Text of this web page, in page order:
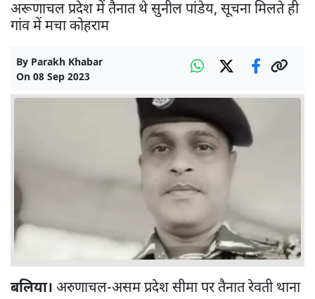
अरूणाचल प्रदेश में तैनात थे सुनील पांडेय, सूचना मिलते ही
गांव में मचा कोहराम
By Parakh Khabar
On 08 Sep 2023
बलिया। अरुणाचल-असम प्रदेश सीमा पर तैनात रेवती थाना